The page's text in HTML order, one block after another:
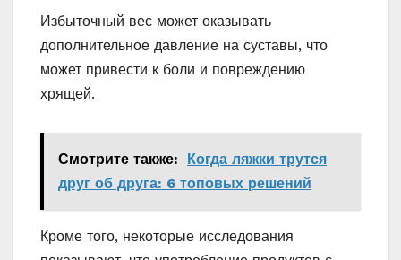
Избыточный вес может оказывать
дополнительное давление на суставы, что
может привести к боли и повреждению
хрящей.
Смотрите также:
Когда ляжки трутся
друг об друга: 6 топовых решений
Кроме того, некоторые исследования